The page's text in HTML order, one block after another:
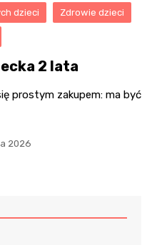
dzieci Zdrowie dzieci
2 lata
prostym zakupem: ma być
2026